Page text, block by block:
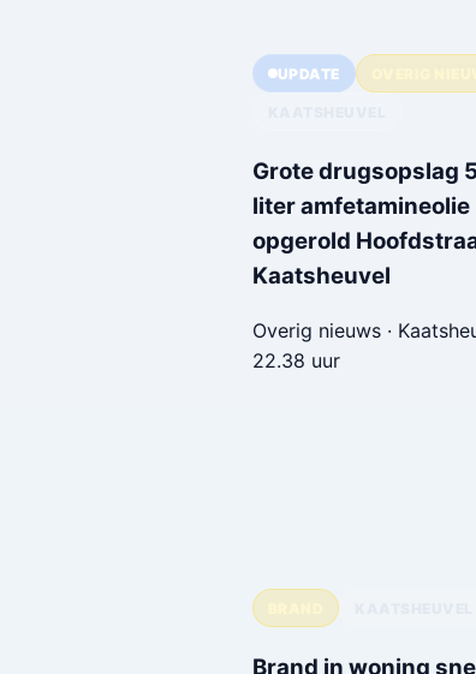
UPDATE
Grote drugsopslag
liter amfetamineolie
opgerold
Kaatsheuvel
Overig nieuws ·
22.38 uur
Brand in woning